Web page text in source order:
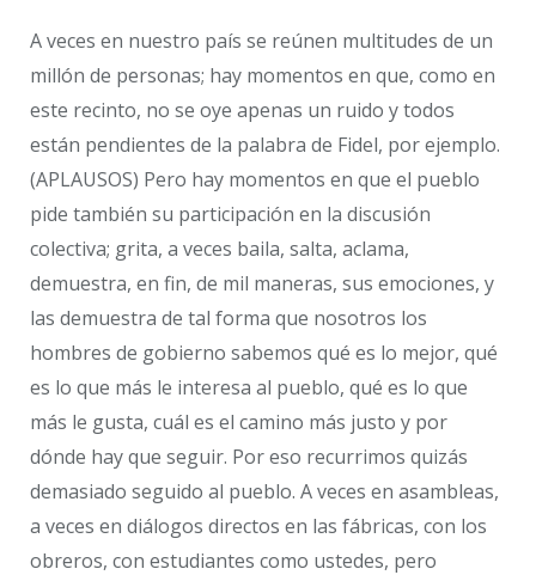
A veces en nuestro país se reúnen multitudes de un
millón de personas; hay momentos en que, como en
este recinto, no se oye apenas un ruido y todos
están pendientes de la palabra de Fidel, por ejemplo.
(APLAUSOS) Pero hay momentos en que el pueblo
pide también su participación en la discusión
colectiva; grita, a veces baila, salta, aclama,
demuestra, en fin, de mil maneras, sus emociones, y
las demuestra de tal forma que nosotros los
hombres de gobierno sabemos qué es lo mejor, qué
es lo que más le interesa al pueblo, qué es lo que
más le gusta, cuál es el camino más justo y por
dónde hay que seguir. Por eso recurrimos quizás
demasiado seguido al pueblo. A veces en asambleas,
a veces en diálogos directos en las fábricas, con los
obreros, con estudiantes como ustedes, pero